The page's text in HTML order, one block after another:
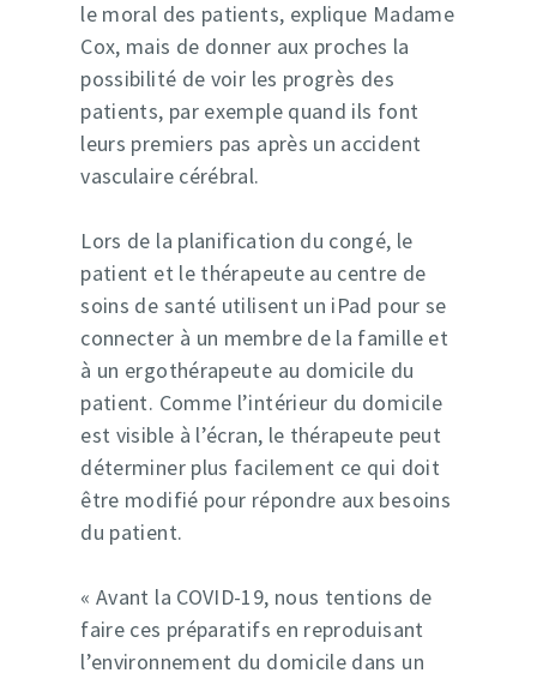
le moral des patients, explique Madame
Cox, mais de donner aux proches la
possibilité de voir les progrès des
patients, par exemple quand ils font
leurs premiers pas après un accident
vasculaire cérébral.
Lors de la planification du congé, le
patient et le thérapeute au centre de
soins de santé utilisent un iPad pour se
connecter à un membre de la famille et
à un ergothérapeute au domicile du
patient. Comme l’intérieur du domicile
est visible à l’écran, le thérapeute peut
déterminer plus facilement ce qui doit
être modifié pour répondre aux besoins
du patient.
« Avant la COVID-19, nous tentions de
faire ces préparatifs en reproduisant
l’environnement du domicile dans un